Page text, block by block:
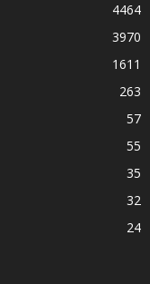
4464
3970
1611
263
57
55
35
32
24